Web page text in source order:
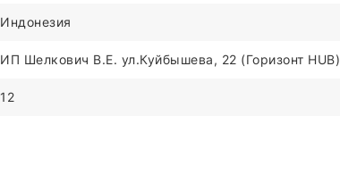
Индонезия
ИП Шелкович В.Е. ул.Куйбышева, 22 (Горизонт HUB)
12